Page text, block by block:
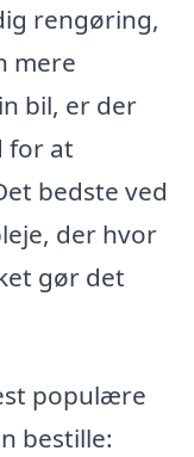
rengøring,
mere
bil, er der
for at
bedste ved
der hvor
gør det
populære
bestille: